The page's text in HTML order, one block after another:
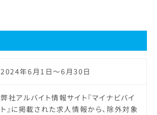
2024年6月1日～6月30日
弊社アルバイト情報サイト『マイナビバイ
ト』に掲載された求人情報から、除外対象